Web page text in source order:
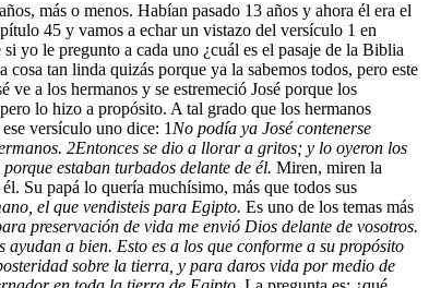
más o menos. Habían pasado 13 años y ahora él era el
45 y vamos a echar un vistazo del versículo 1 en
yo le pregunto a cada uno ¿cuál es el pasaje de la Biblia
tan linda quizás porque ya la sabemos todos, pero este
a los hermanos y se estremeció José porque los
lo hizo a propósito. A tal grado que los hermanos
versículo uno dice: 1 No podía ya José contenerse
2Entonces se dio a llorar a gritos; y lo oyeron los
estaban turbados delante de él. Miren, miren la
Su papá lo quería muchísimo, más que todos sus
el que vendisteis para Egipto. Es uno de los temas más
preservación de vida me envió Dios delante de vosotros.
ayudan a bien. Esto es a los que conforme a su propósito
sobre la tierra, y para daros vida por medio de